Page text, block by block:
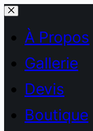
Passer
contenuÀ Propos
Gallerie
Devis
Boutique